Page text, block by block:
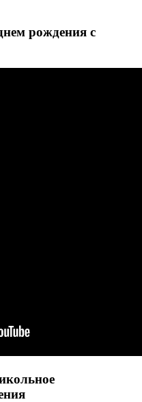
рождения с